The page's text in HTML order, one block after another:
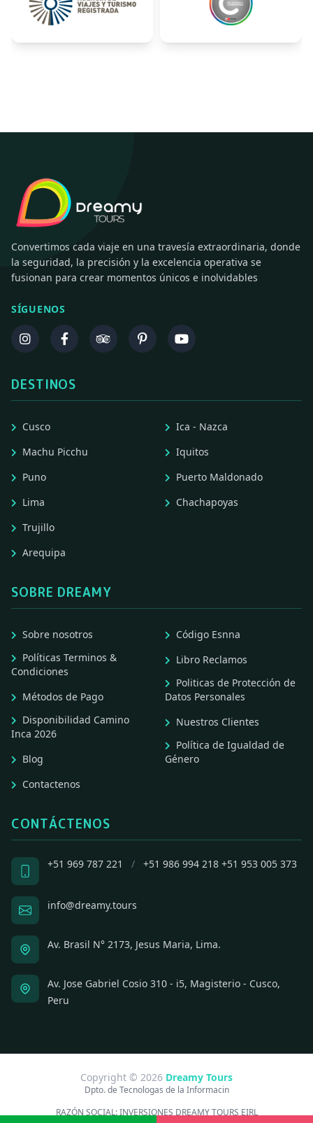
Convertimos cada viaje en una travesía extraordinaria, donde
la seguridad, la precisión y la excelencia operativa se
fusionan para crear momentos únicos e inolvidables
SÍGUENOS
DESTINOS
Cusco
Machu Picchu
Puno
Lima
Trujillo
Arequipa
Ica - Nazca
Iquitos
Puerto Maldonado
Chachapoyas
SOBRE DREAMY
Sobre nosotros
Políticas Terminos &
Condiciones
Métodos de Pago
Disponibilidad Camino
Inca 2026
Blog
Contactenos
Código Esnna
Libro Reclamos
Politicas de Protección de
Datos Personales
Nuestros Clientes
Política de Igualdad de
Género
CONTÁCTENOS
+51 969 787 221 / +51 986 994 218 +51 953 005 373
info@dreamy.tours
Av. Brasil N° 2173, Jesus Maria, Lima.
Av. Jose Gabriel Cosio 310 - i5, Magisterio - Cusco,
Peru
Copyright © 2026 Dreamy Tours
Dpto. de Tecnologas de la Informacin
RAZÓN SOCIAL:INVERSIONES DREAMY TOURS EIRL